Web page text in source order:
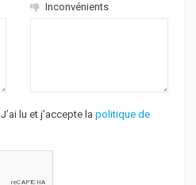
Inconvénients
J’ai lu et j’accepte la politique de